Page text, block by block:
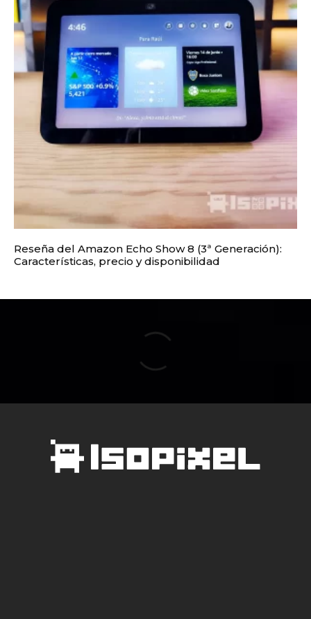
Reseña del Amazon Echo Show 8 (3ª Generación):
Características, precio y disponibilidad